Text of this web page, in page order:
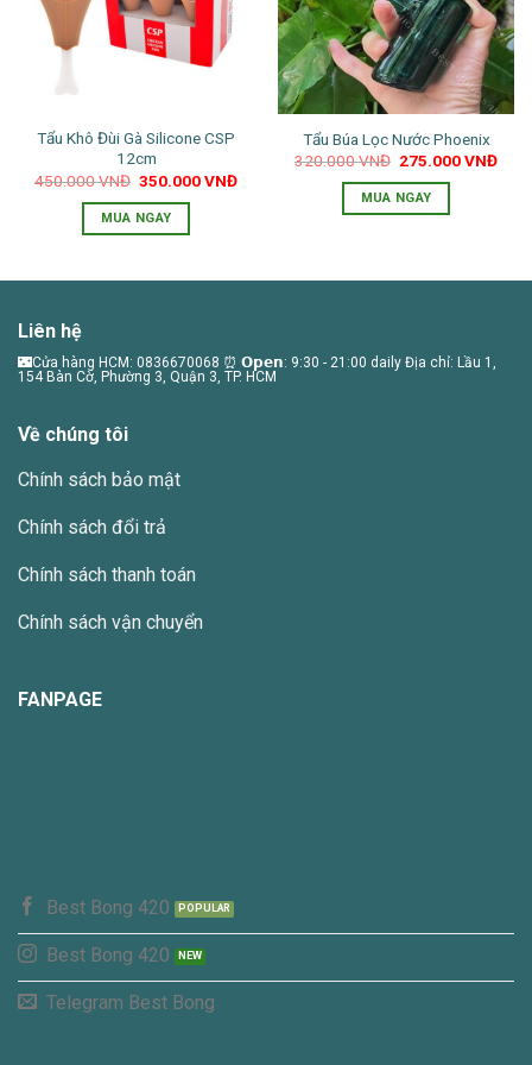
Tẩu Khô Đùi Gà Silicone CSP
12cm
450.000VNĐ Giá
là:
450.000 VNĐ.
350.000VNĐGiá
MUA NGAY
Tẩu Búa Lọc Nước Phoenix
320.000VNĐ Giá
là:
320.000 VNĐ.
275.000VNĐGiá
MUA NGAY
Liên hệ
🌃Cửa hàng HCM: 0836670068 ⏰ 𝗢𝗽𝗲𝗻: 9:30 - 21:00 daily Địa chỉ: Lầu 1,
154 Bàn Cờ, Phường 3, Quận 3, TP. HCM
Về chúng tôi
Chính sách bảo mật
Chính sách đổi trả
Chính sách thanh toán
Chính sách vận chuyển
FANPAGE
Best Bong 420
Best Bong 420
Telegram Best Bong